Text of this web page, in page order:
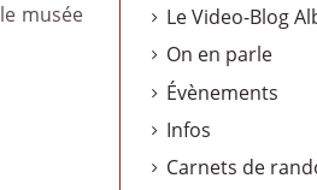
musée
Le Video-Blog
On en parle
Évènements
Infos
Carnets de